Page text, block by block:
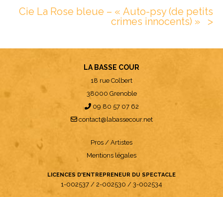
Cie La Rose bleue – « Auto-psy (de petits
crimes innocents) »
ᐳ
LA BASSE COUR
18 rue Colbert
38000 Grenoble
09 80 57 07 62
contact@labassecour.net
Pros / Artistes
Mentions légales
LICENCES D'ENTREPRENEUR DU SPECTACLE
1-002537 2-002530 3-002534